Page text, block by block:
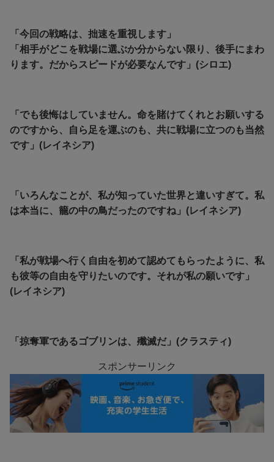
「今回の戦略は、拙速を重視します」
「相手がどこを戦場に選ぶか分からない限り、後手にまわ
ります。だからスピードが必要なんです」(シロエ)
「でも後悔はしていません。命を賭けてくれとお願いする
のですから、自ら足を運ぶのも、共に戦場に立つのも当然
です」(レイネシア)
「いろんなことが、私が知っていた世界と違いすぎて。私
は本当に、籠の中の鳥だったのですね」(レイネシア)
「私が戦場へ行く自由を初めて認めてもらったように、私
も彼等の自由を守りたいのです。それが私の願いです」
(レイネシア)
「掠奪軍であるゴブリンは、殲滅だ」(クラスティ)
スポンサーリンク